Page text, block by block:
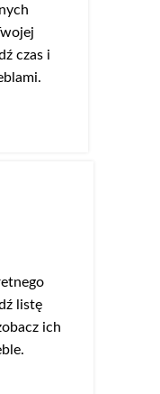
czas i
listę
ich